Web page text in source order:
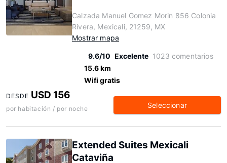
Calzada Manuel Gomez Morin 856 Colonia
Rivera, Mexicali, 21259, MX
Mostrar mapa
9.6/10 Excelente 1023 comentarios
15.6 km
Wifi gratis
DESDE USD 156
por habitación / por noche Seleccionar
Extended Suites Mexicali
Cataviña